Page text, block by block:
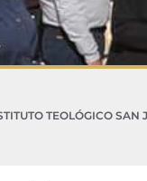
TEOLÓGICO SAN